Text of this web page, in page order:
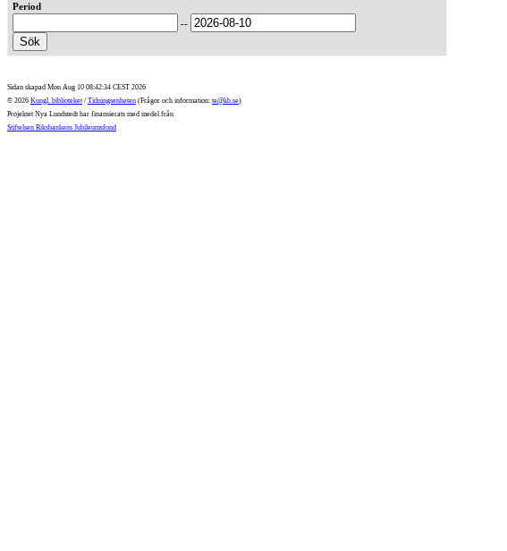
Period
--
Sidan skapad Mon Aug 10 08:42:34 CEST 2026
© 2026 Kungl. biblioteket / Tidningsenheten (Frågor och information: te@kb.se)
Projektet Nya Lundstedt har finansierats med medel från
Stiftelsen Riksbankens Jubileumsfond